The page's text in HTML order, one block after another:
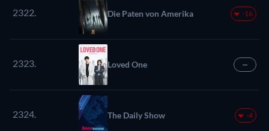
2322. Die Paten von Amerika -16
2323. Loved One —
2324. The Daily Show -4